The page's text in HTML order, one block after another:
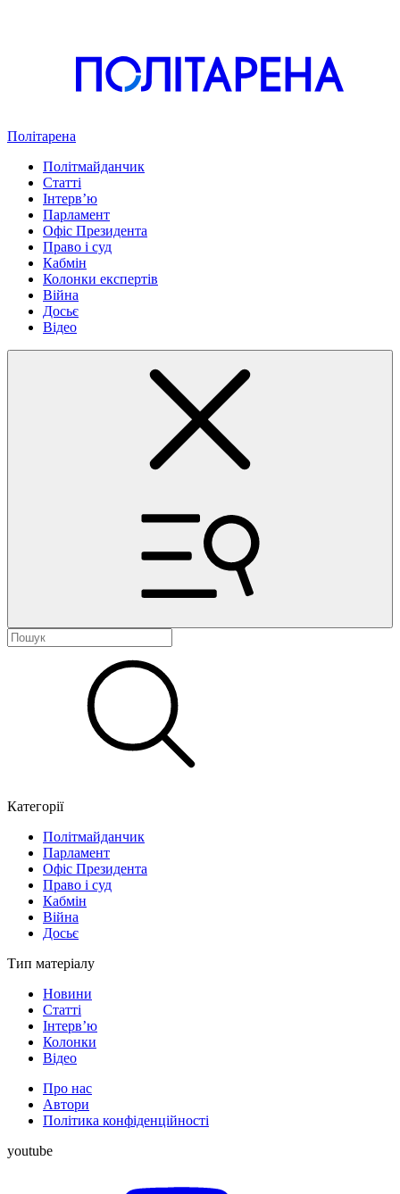
Політарена
Політмайданчик
Статті
Інтервʼю
Парламент
Офіс Президента
Право і суд
Кабмін
Колонки експертів
Війна
Досьє
Відео
Категорії
Політмайданчик
Парламент
Офіс Президента
Право і суд
Кабмін
Війна
Досьє
Тип матеріалу
Новини
Статті
Інтерв’ю
Колонки
Відео
Про нас
Автори
Політика конфіденційності
youtube